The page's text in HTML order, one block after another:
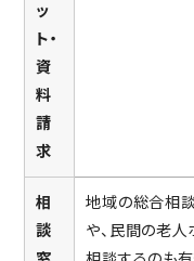
ッ
ト・
資
料
請
求
相
談
地域の総合相
や、民間の老